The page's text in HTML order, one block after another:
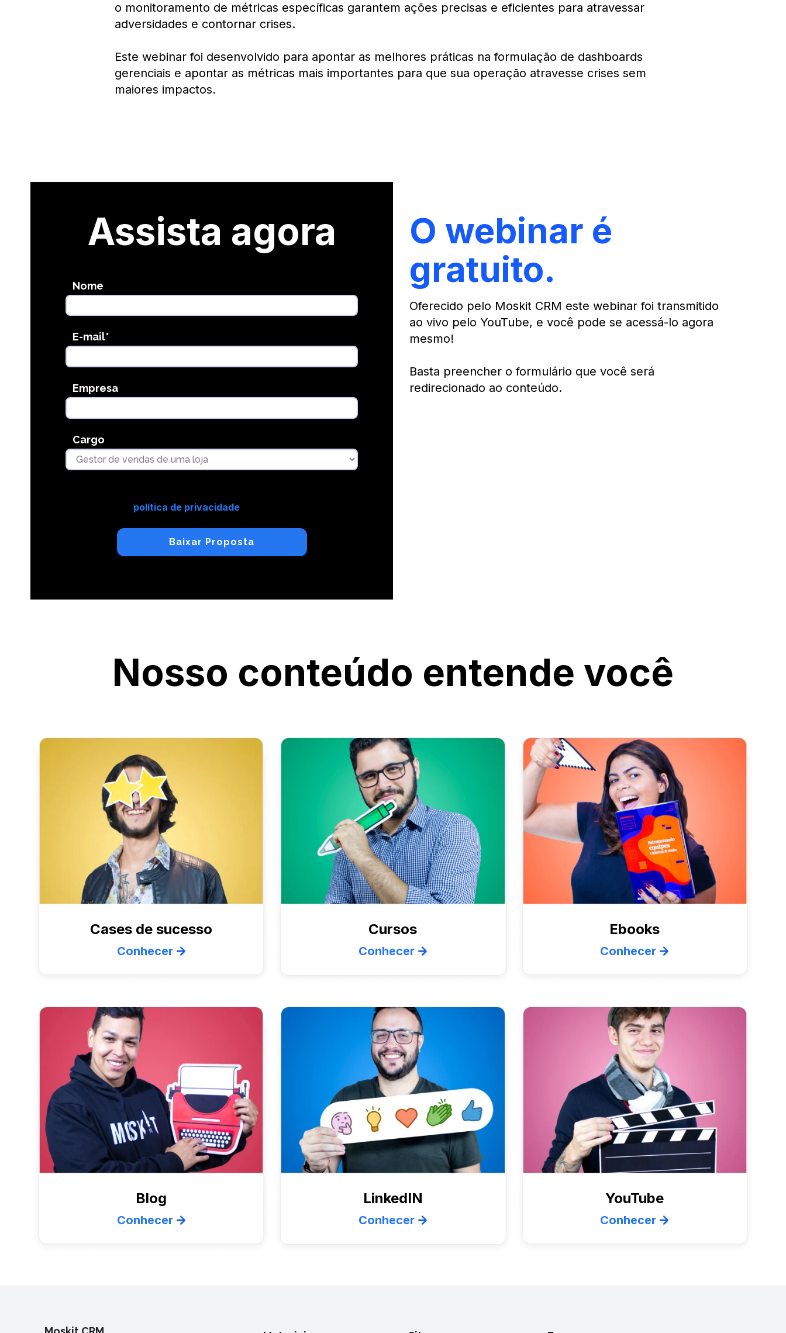
o monitoramento de métricas específicas garantem ações precisas e eficientes para atravessar
adversidades e contornar crises.
Este webinar foi desenvolvido para apontar as melhores práticas na formulação de dashboards
gerenciais e apontar as métricas mais importantes para que sua operação atravesse crises sem
maiores impactos.
Assista agora
Nome
E-mail*
Empresa
Cargo
política de privacidadedo Moskit.
O webinar é
gratuito.
Oferecido pelo Moskit CRM este webinar foi transmitido
ao vivo pelo YouTube, e você pode se acessá-lo agora
mesmo!
Basta preencher o formulário que você será
redirecionado ao conteúdo.
Nosso conteúdo entende você
Cases de sucesso
Conhecer
Cursos
Conhecer
Ebooks
Conhecer
Blog
Conhecer
LinkedIN
Conhecer
YouTube
Conhecer